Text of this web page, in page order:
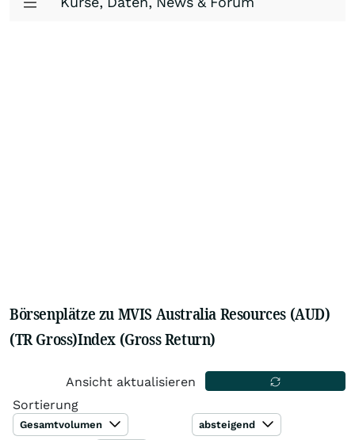
Börsenplätze zu MVIS Australia Resources (AUD)
(TR Gross)Index (Gross Return)
Ansicht aktualisieren
Sortierung
Gesamtvolumen absteigend